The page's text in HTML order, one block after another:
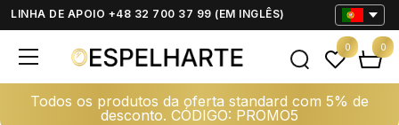
LINHA DE APOIO +48 32 700 37 99 (EM INGLÊS)
Todos os produtos da oferta standard com 5% de
desconto. CÓDIGO: PROMO5
0 0